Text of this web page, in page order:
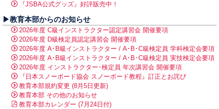
『JSBA公式グッズ』好評販売中！
▶教育本部からのお知らせ
2026年度 C級インストラクター認定講習会 開催要項
2026年度 D級検定員認定講習会 開催要項
2026年度 A･B級インストラクター / A･B･C級検定員 学科検定会要項
2026年度 A･B級インストラクター / A･B･C級検定員 実技検定会要項
2026年度 インストラクター･検定員 年次講習会 開催要項
『日本スノーボード協会 スノーボード教程』訂正とお詫び
教育本部規約変更 (8月5日更新)
教育本部 その他のお知らせ
教育本部カレンダー (7月24日付)